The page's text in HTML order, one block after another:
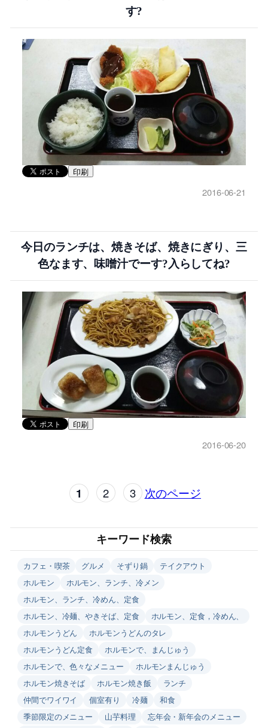
す?
印刷
2016-06-21
今日のランチは、焼きそば、焼きにぎり、三
色なます、味噌汁でーす?入らしてね?
印刷
2016-06-20
1 2 3 次のページ
キーワード検索
カフェ・喫茶 グルメ そずり鍋
テイクアウト
ホルモン
ホルモン、ランチ、冷メン
ホルモン、ランチ、冷めん、定食
ホルモン、冷麺、やきそば、定食
ホルモン、定食，冷めん、
ホルモンうどん
ホルモンうどんのタレ
ホルモンうどん定食
ホルモンで、まんじゅう
ホルモンで、色々なメニュー
ホルモンまんじゅう
ホルモン焼きそば
ホルモン焼き飯
ランチ
仲間でワイワイ
個室有り 冷麺
和食
季節限定のメニュー
山芋料理
忘年会・新年会のメニュー